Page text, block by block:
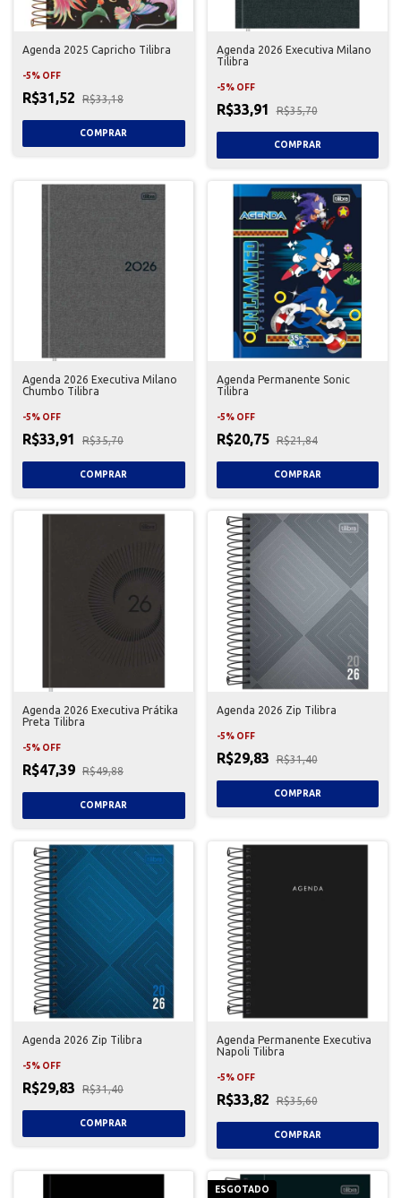
Agenda 2025 Capricho Tilibra
-5% OFF
R$31,52 R$33,18
Agenda 2026 Executiva Milano
Tilibra
-5% OFF
R$33,91 R$35,70
Agenda 2026 Executiva Milano
Chumbo Tilibra
-5% OFF
R$33,91 R$35,70
Agenda Permanente Sonic
Tilibra
-5% OFF
R$20,75 R$21,84
Agenda 2026 Executiva Prátika
Preta Tilibra
-5% OFF
R$47,39 R$49,88
Agenda 2026 Zip Tilibra
-5% OFF
R$29,83 R$31,40
Agenda 2026 Zip Tilibra
-5% OFF
R$29,83 R$31,40
Agenda Permanente Executiva
Napoli Tilibra
-5% OFF
R$33,82 R$35,60
ESGOTADO